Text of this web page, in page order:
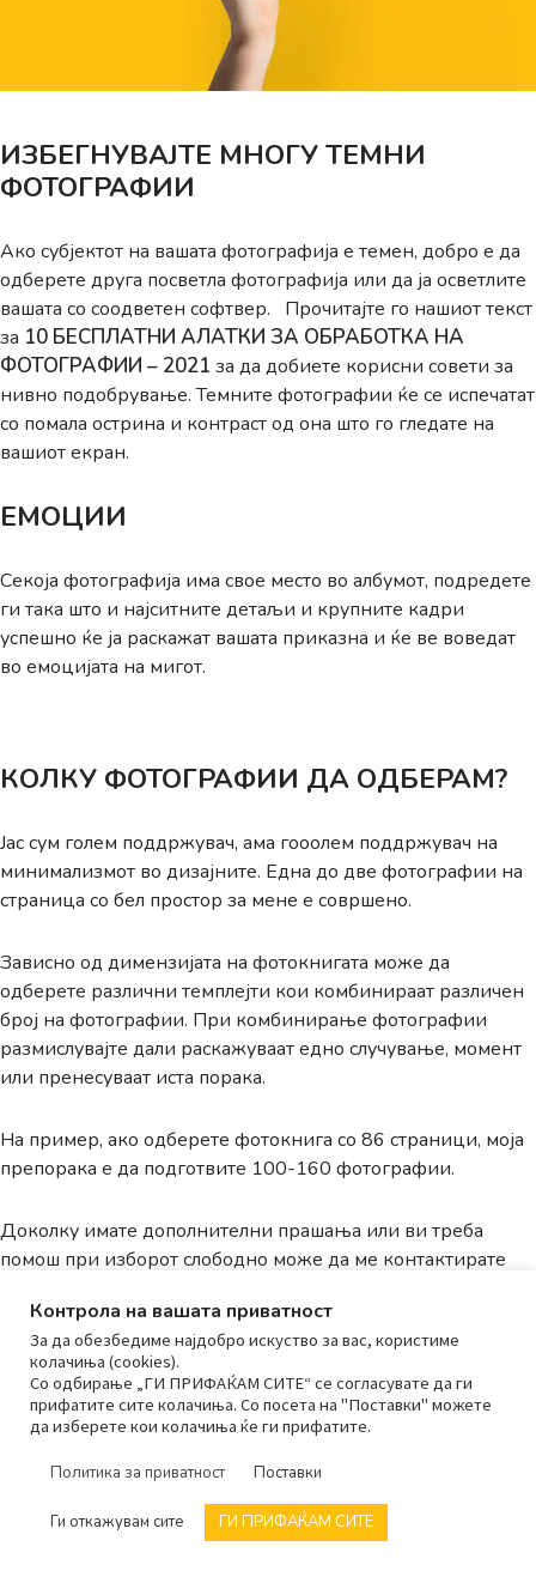
ИЗБЕГНУВАЈТЕ МНОГУ ТЕМНИ
ФОТОГРАФИИ
Ако субјектот на вашата фотографија е темен, добро е да
одберете друга посветла фотографија или да ја осветлите
вашата со соодветен софтвер. Прочитајте го нашиот текст
за 10 БЕСПЛАТНИ АЛАТКИ ЗА ОБРАБОТКА НА
ФОТОГРАФИИ – 2021 за да добиете корисни совети за
нивно подобрување. Темните фотографии ќе се испечатат
со помала острина и контраст од она што го гледате на
вашиот екран.
ЕМОЦИИ
Секоја фотографија има свое место во албумот, подредете
ги така што и најситните детаљи и крупните кадри
успешно ќе ја раскажат вашата приказна и ќе ве воведат
во емоцијата на мигот.
КОЛКУ ФОТОГРАФИИ ДА ОДБЕРАМ?
Јас сум голем поддржувач, ама гооолем поддржувач на
минимализмот во дизајните. Една до две фотографии на
страница со бел простор за мене е совршено.
Зависно од димензијата на фотокнигата може да
одберете различни темплејти кои комбинираат различен
број на фотографии. При комбинирање фотографии
размислувајте дали раскажуваат едно случување, момент
или пренесуваат иста порака.
На пример, ако одберете фотокнига со 86 страници, моја
препорака е да подготвите 100-160 фотографии.
Доколку имате дополнителни прашања или ви треба
помош при изборот слободно може да ме контактирате
fotografii ,sliki,албум фото,фотосесија
,fotki,pecatenje,pecateni sliki
фотолента,принтање печатени фотографии
Контрола на вашата приватност
За да обезбедиме најдобро искуство за вас, користиме
колачиња (cookies).
Со одбирање „ГИ ПРИФАЌАМ СИТЕ“ се согласувате да ги
прифатите сите колачиња. Со посета на "Поставки" можете
да изберете кои колачиња ќе ги прифатите.
Политика за приватност Поставки
Ги откажувам сите ГИ ПРИФАЌАМ СИТЕ